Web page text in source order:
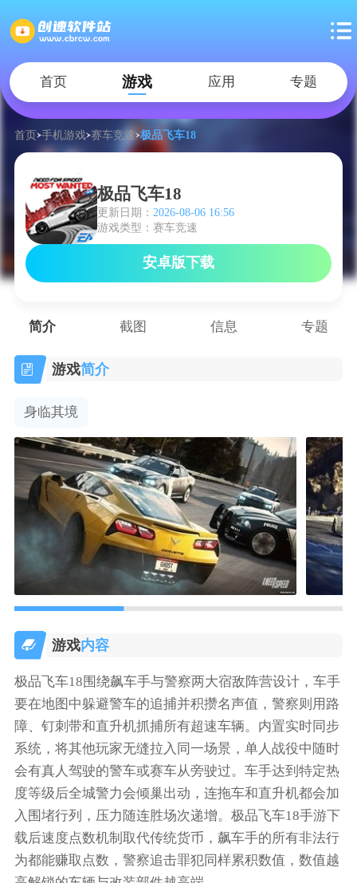
首页 游戏 应用 专题
首页 手机游戏 赛车竞速 极品飞车18
极品飞车18
更新日期： 2026-08-06 16:56
游戏类型：赛车竞速
安卓版下载
简介 截图 信息 专题
游戏简介
身临其境
游戏内容
极品飞车18围绕飙车手与警察两大宿敌阵营设计，车手
要在地图中躲避警车的追捕并积攒名声值，警察则用路
障、钉刺带和直升机抓捕所有超速车辆。内置实时同步
系统，将其他玩家无缝拉入同一场景，单人战役中随时
会有真人驾驶的警车或赛车从旁驶过。车手达到特定热
度等级后全城警力会倾巢出动，连拖车和直升机都会加
入围堵行列，压力随连胜场次递增。极品飞车18手游下
载后速度点数机制取代传统货币，飙车手的所有非法行
为都能赚取点数，警察追击罪犯同样累积数值，数值越